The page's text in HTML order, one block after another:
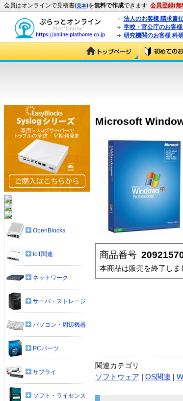
会員はオンラインで見積書(見本)を無料で作成できます 会員登録(無
法人のお客様 請求書
学校・官公庁のお客
研究機関のお客様 科
Microsoft
商品番号
本商品は販売を終了しま
関連カテゴリ
ソフトウェア
OS関連
OpenBlocks
IoT関連
ネットワーク
サーバ・ストレージ
パソコン・周辺機器
PCパーツ
サプライ
ソフト・ライセンス